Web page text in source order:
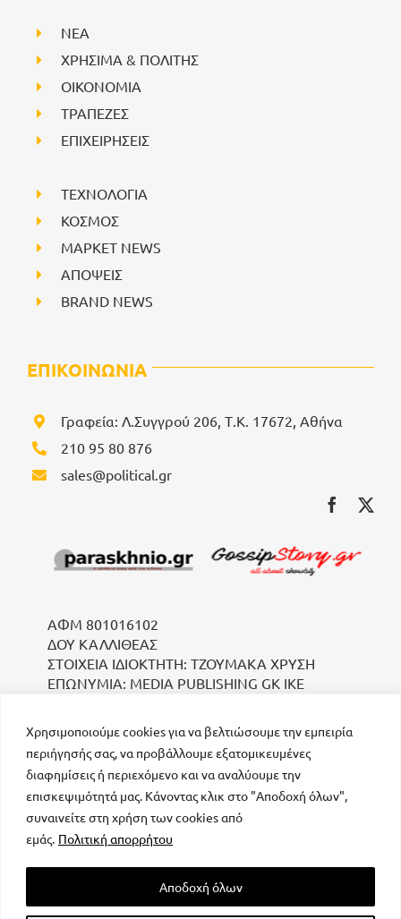
Χρησιμοποιούμε cookies για να βελτιώσουμε την εμπειρία
περιήγησής σας, να προβάλλουμε εξατομικευμένες
διαφημίσεις ή περιεχόμενο και να αναλύουμε την
επισκεψιμότητά μας. Κάνοντας κλικ στο "Αποδοχή όλων",
συναινείτε στη χρήση των cookies από
εμάς. Πολιτική απορρήτου
Αποδοχή όλων
NEA
ΧΡΗΣΙΜΑ & ΠΟΛΙΤΗΣ
ΟΙΚΟΝΟΜΙΑ
ΤΡΑΠΕΖΕΣ
ΕΠΙΧΕΙΡΗΣΕΙΣ
ΤΕΧΝΟΛΟΓΙΑ
ΚΟΣΜΟΣ
ΜΑΡΚΕΤ NEWS
ΑΠΟΨΕΙΣ
BRAND NEWS
ΕΠΙΚΟΙΝΩΝΙΑ
Γραφεία: Λ.Συγγρού 206, Τ.Κ. 17672, Αθήνα
210 95 80 876
sales@political.gr
ΑΦΜ 801016102
ΔΟΥ ΚΑΛΛΙΘΕΑΣ
ΣΤΟΙΧΕΙΑ ΙΔΙΟΚΤΗΤΗ: ΤΖΟΥΜΑΚΑ ΧΡΥΣΗ
ΕΠΩΝΥΜΙΑ: MEDIA PUBLISHING GK IKE
μοναδικός αριθμός Μ.Η.Τ. 232223